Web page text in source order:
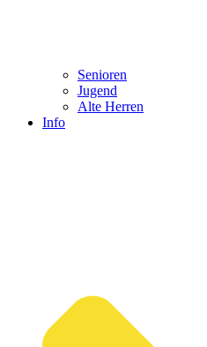
Senioren
Jugend
Alte Herren
Info